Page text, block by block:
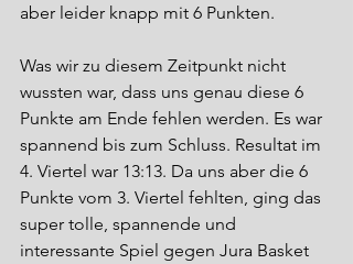
aber leider knapp mit 6 Punkten.
Was wir zu diesem Zeitpunkt nicht
wussten war, dass uns genau diese 6
Punkte am Ende fehlen werden. Es war
spannend bis zum Schluss. Resultat im
4. Viertel war 13:13. Da uns aber die 6
Punkte vom 3. Viertel fehlten, ging das
super tolle, spannende und
interessante Spiel gegen Jura Basket